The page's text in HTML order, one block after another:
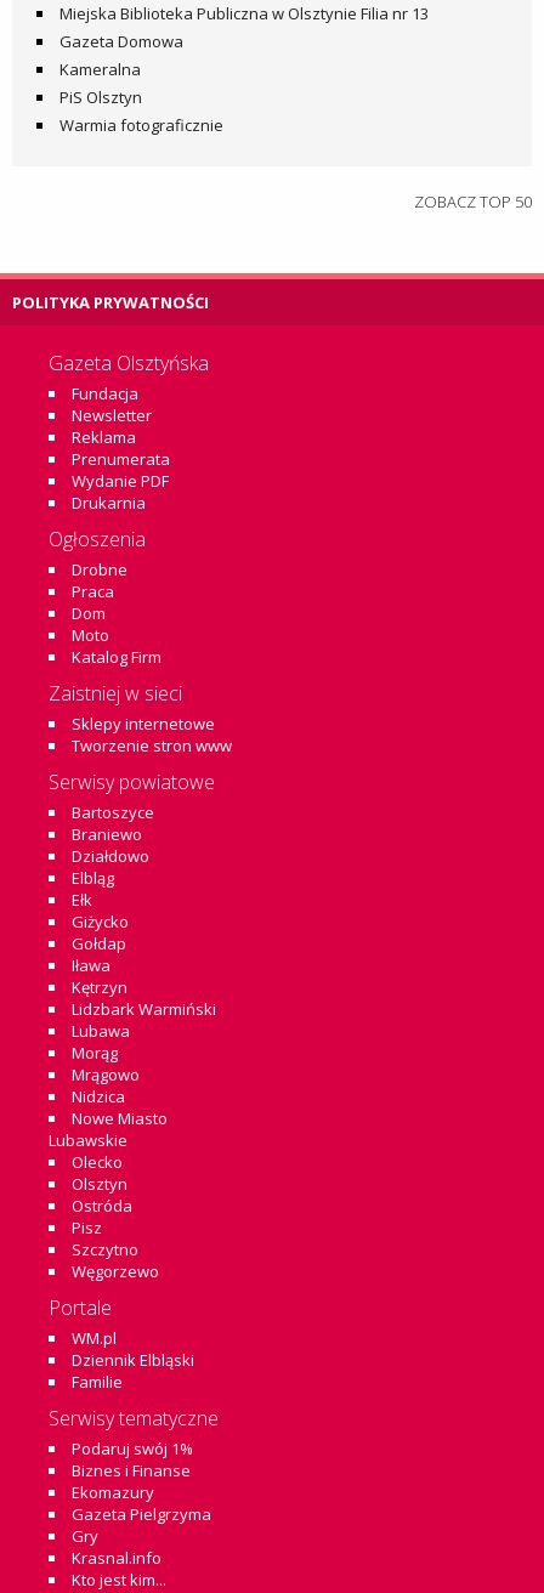
Miejska Biblioteka Publiczna w Olsztynie Filia nr 13
Gazeta Domowa
Kameralna
PiS Olsztyn
Warmia fotograficznie
ZOBACZ TOP 50
POLITYKA PRYWATNOŚCI
Gazeta Olsztyńska
Fundacja
Newsletter
Reklama
Prenumerata
Wydanie PDF
Drukarnia
Ogłoszenia
Drobne
Praca
Dom
Moto
Katalog Firm
Zaistniej w sieci
Sklepy internetowe
Tworzenie stron www
Serwisy powiatowe
Bartoszyce
Braniewo
Działdowo
Elbląg
Ełk
Giżycko
Gołdap
Iława
Kętrzyn
Lidzbark Warmiński
Lubawa
Morąg
Mrągowo
Nidzica
Nowe Miasto
Lubawskie
Olecko
Olsztyn
Ostróda
Pisz
Szczytno
Węgorzewo
Portale
WM.pl
Dziennik Elbląski
Familie
Serwisy tematyczne
Podaruj swój 1%
Biznes i Finanse
Ekomazury
Gazeta Pielgrzyma
Gry
Krasnal.info
Kto jest kim...